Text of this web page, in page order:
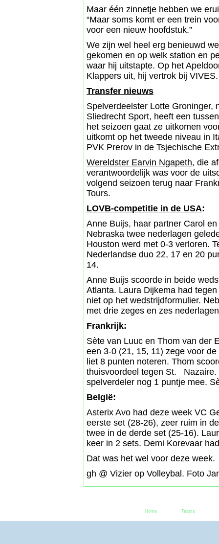
Maar één zinnetje hebben we
“Maar soms komt er een trein
voor een nieuw hoofdstuk.”
We zijn wel heel erg benieuwd
gekomen en op welk station en
waar hij uitstapte. Op het
Klappers uit, hij vertrok bij VIVES.
Transfer nieuws
Spelverdeelster Lotte Groninger,
Sliedrecht Sport, heeft een
het seizoen gaat ze uitkomen
uitkomt op het tweede niveau in
PVK Prerov in de Tsjechische
Wereldster Earvin Ngapeth, die
verantwoordelijk was voor de
volgend seizoen terug naar
Tours.
LOVB-competitie in de USA:
Anne Buijs, haar partner Carol
Nebraska twee nederlagen
Houston werd met 0-3 verloren.
Nederlandse duo 22, 17 en 20
14.
Anne Buijs scoorde in beide
Atlanta. Laura Dijkema had
niet op het wedstrijdformulier.
met drie zeges en zes
Frankrijk:
Sète van Luuc en Thom van der
een 3-0 (21, 15, 11) zege voor
liet 8 punten noteren. Thom
thuisvoordeel tegen St.
spelverdeler nog 1 puntje mee.
België:
Asterix Avo had deze week VC
eerste set (28-26), zeer ruim in
twee in de derde set (25-16).
keer in 2 sets. Demi Korevaar
Dat was het wel voor deze
gh @ Vizier op Volleybal. Foto
Home Teams